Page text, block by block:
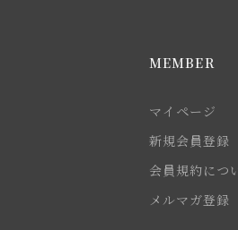
MEMBER
マイページ
新規会員登録
会員規約につ
メルマガ登録